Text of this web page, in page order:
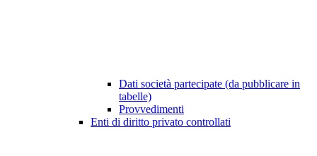
Dati società partecipate (da pubblicare in
tabelle)
Provvedimenti
Enti di diritto privato controllati